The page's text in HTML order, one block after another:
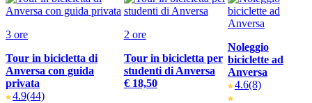
3 ore
Tour in bicicletta di
Anversa con guida
privata
4.9(44)
2 ore
Tour in bicicletta per
studenti di Anversa
€ 18,50
Noleggio
biciclette ad
Anversa
4.6(8)